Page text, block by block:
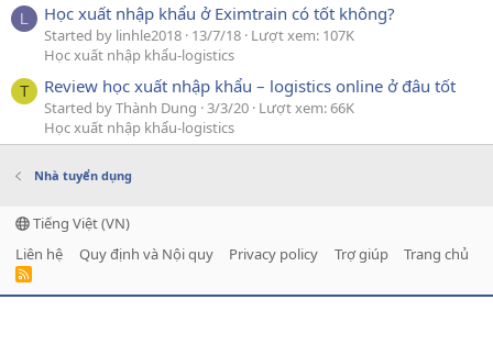
L Học xuất nhập khẩu ở Eximtrain có tốt không?
Started by linhle2018 13/7/18 Lượt xem: 107K
Học xuất nhập khẩu-logistics
T Review học xuất nhập khẩu – logistics online ở đâu tốt
Started by Thành Dung 3/3/20 Lượt xem: 66K
Học xuất nhập khẩu-logistics
Nhà tuyển dụng
Tiếng Việt (VN)
Liên hệ
Quy định và Nội quy Privacy policy Trợ giúp Trang chủ
R